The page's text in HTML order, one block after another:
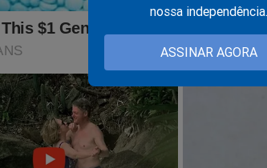
nossa independência.
ASSINAR AGORA